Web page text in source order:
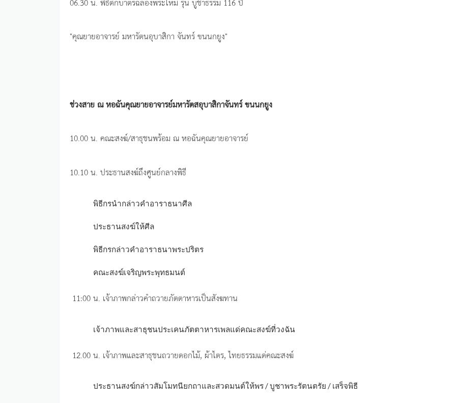
"คุณยายอาจารย์ มหารัตนอุบาสิกา จันทร์ ขนนกยูง"
ช่วงสาย ณ หอฉันคุณยายอาจารย์มหารัตสอุบาสิกาจันทร์ ขนนกยูง
10.00 น. คณะสงฆ์/สาธุชนพร้อม ณ หอฉันคุณยายอาจารย์
10.10 น. ประธานสงฆ์ถึงศูนย์กลางพิธี
พิธีกรนำกล่าวคำอาราธนาศีล
ประธานสงฆ์ให้ศีล
พิธีกรกล่าวคำอาราธนาพระปริตร
คณะสงฆ์เจริญพระพุทธมนต์
11:00 น. เจ้าภาพกล่าวคำถวายภัตตาหารเป็นสังฆทาน
เจ้าภาพและสาธุชนประเคนภัตตาหารเพลแด่คณะสงฆ์ที่วงฉัน
12.00 น. เจ้าภาพและสาธุชนถวายดอกไม้, ผ้าไตร, ไทยธรรมแด่คณะสงฆ์
ประธานสงฆ์กล่าวสัมโมทนียกถาและสวดมนต์ให้พร / บูชาพระรัตนตรัย / เสร็จพิธี